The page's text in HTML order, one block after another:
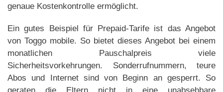
genaue Kostenkontrolle ermöglicht.
Ein gutes Beispiel für Prepaid-Tarife ist das Angebot
von Toggo mobile. So bietet dieses Angebot bei einem
monatlichen Pauschalpreis viele
Sicherheitsvorkehrungen. Sonderrufnummern, teure
Abos und Internet sind von Beginn an gesperrt. So